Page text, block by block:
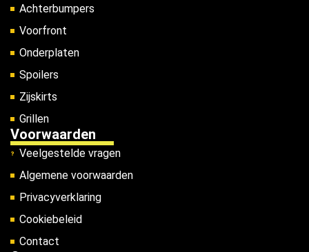
Achterbumpers
Voorfront
Onderplaten
Spoilers
Zijskirts
Grillen
Voorwaarden
Veelgestelde vragen
Algemene voorwaarden
Privacyverklaring
Cookiebeleid
Contact